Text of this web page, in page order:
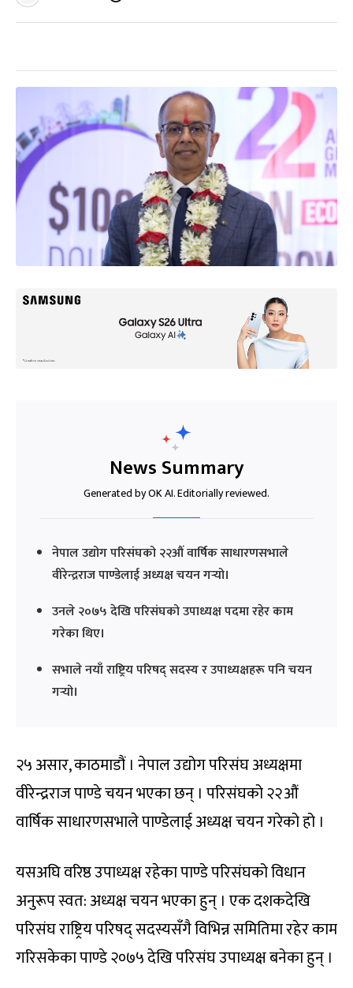
News Summary
Generated by OK AI. Editorially reviewed.
नेपाल उद्योग परिसंघको २२औं वार्षिक साधारणसभाले
वीरेन्द्रराज पाण्डेलाई अध्यक्ष चयन गर्‍यो।
उनले २०७५ देखि परिसंघको उपाध्यक्ष पदमा रहेर काम
गरेका थिए।
सभाले नयाँ राष्ट्रिय परिषद् सदस्य र उपाध्यक्षहरू पनि चयन
गर्‍यो।
२५ असार, काठमाडौं । नेपाल उद्योग परिसंघ अध्यक्षमा
वीरेन्द्रराज पाण्डे चयन भएका छन् । परिसंघको २२औं
वार्षिक साधारणसभाले पाण्डेलाई अध्यक्ष चयन गरेको हो ।
यसअघि वरिष्ठ उपाध्यक्ष रहेका पाण्डे परिसंघको विधान
अनुरूप स्वत: अध्यक्ष चयन भएका हुन् । एक दशकदेखि
परिसंघ राष्ट्रिय परिषद् सदस्यसँगै विभिन्न समितिमा रहेर काम
गरिसकेका पाण्डे २०७५ देखि परिसंघ उपाध्यक्ष बनेका हुन् ।